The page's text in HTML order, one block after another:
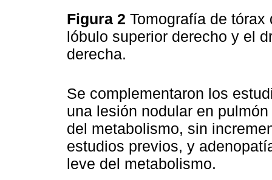
Figura 2 Tomografía de
lóbulo superior derecho y el
derecha.
Se complementaron los
una lesión nodular en
del metabolismo, sin
estudios previos, y
leve del metabolismo.